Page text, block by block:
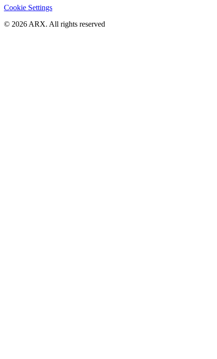
Cookie Settings
© 2026 ARX. All rights reserved